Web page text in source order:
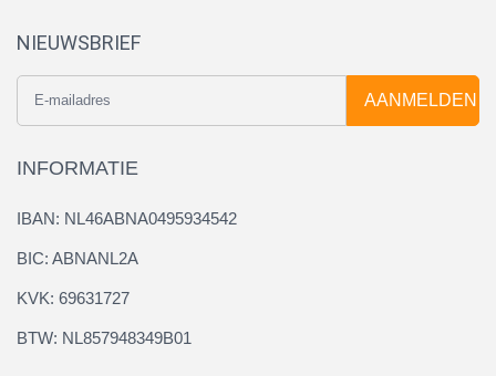
NIEUWSBRIEF
AANMELDEN
INFORMATIE
IBAN: NL46ABNA0495934542
BIC: ABNANL2A
KVK: 69631727
BTW: NL857948349B01